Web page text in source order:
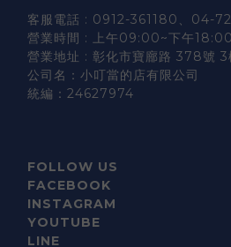
客服電話 : 0912-361180、04-
營業時間 : 上午09:00~下午
營業地址 : 彰化市寶廍路 378號 3
公司名：小叮當的店有限公司
統編：24627974
FOLLOW US
FACEBOOK
INSTAGRAM
YOUTUBE
LINE